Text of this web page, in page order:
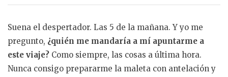
Suena el despertador. Las 5 de la mañana. Y yo me
pregunto, ¿quién me mandaría a mí apuntarme a
este viaje? Como siempre, las cosas a última hora.
Nunca consigo prepararme la maleta con antelación y